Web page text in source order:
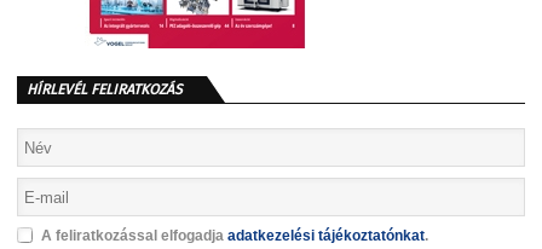
HÍRLEVÉL FELIRATKOZÁS
A feliratkozással elfogadja adatkezelési tájékoztatónkat.